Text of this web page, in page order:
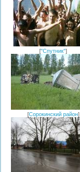
["Спутник"]
[Сорокинский район]